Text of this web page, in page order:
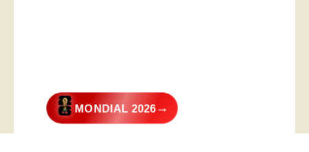
MONDIAL 2026→